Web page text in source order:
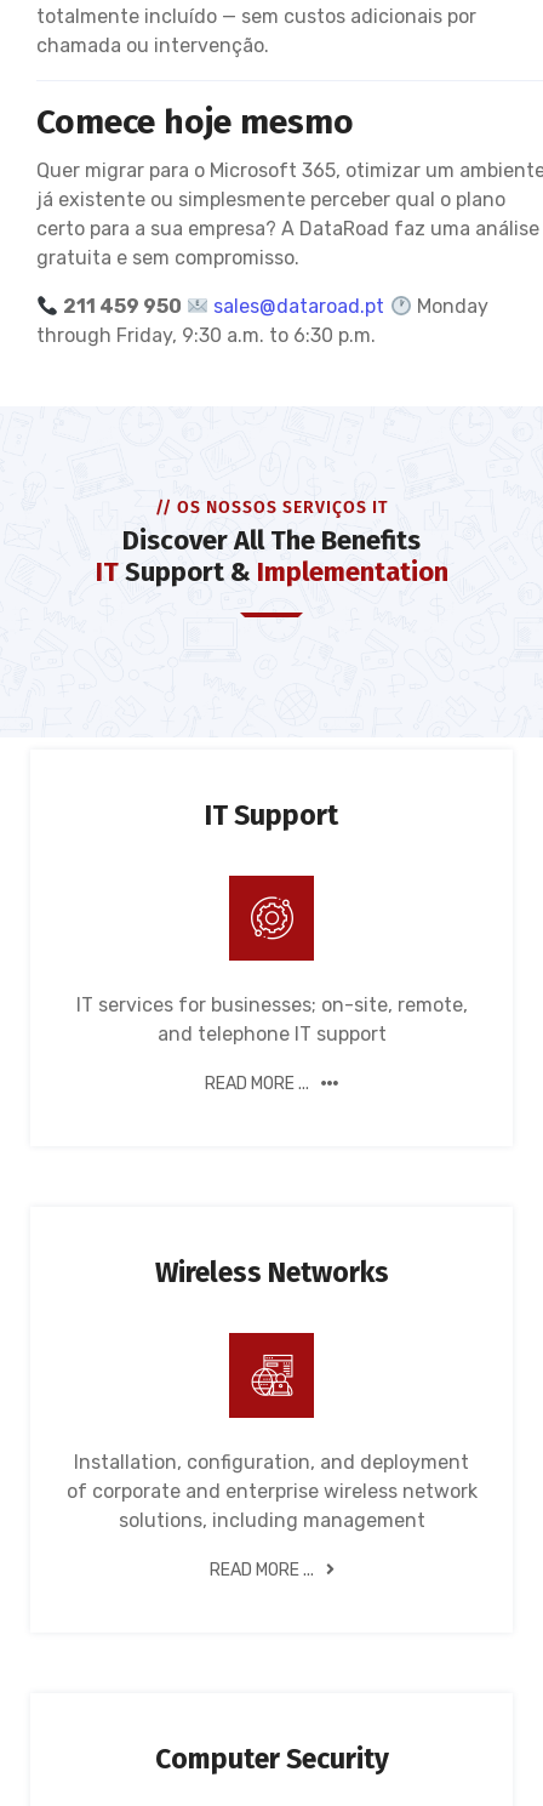
totalmente incluído — sem custos adicionais por
chamada ou intervenção.
Comece hoje mesmo
Quer migrar para o Microsoft 365, otimizar um
já existente ou simplesmente perceber qual o plano
certo para a sua empresa? A DataRoad faz uma análise
gratuita e sem compromisso.
211 459 950 sales@dataroad.pt
Monday
through Friday, 9:30 a.m. to 6:30 p.m.
// OS NOSSOS SERVIÇOS IT
Discover All The Benefits
ITSupport & Implementation
IT Support
IT services for businesses; on-site, remote,
and telephone IT support
READ MORE ...
Wireless Networks
Installation, configuration, and deployment
of corporate and enterprise wireless network
solutions, including management
READ MORE ...
Computer Security